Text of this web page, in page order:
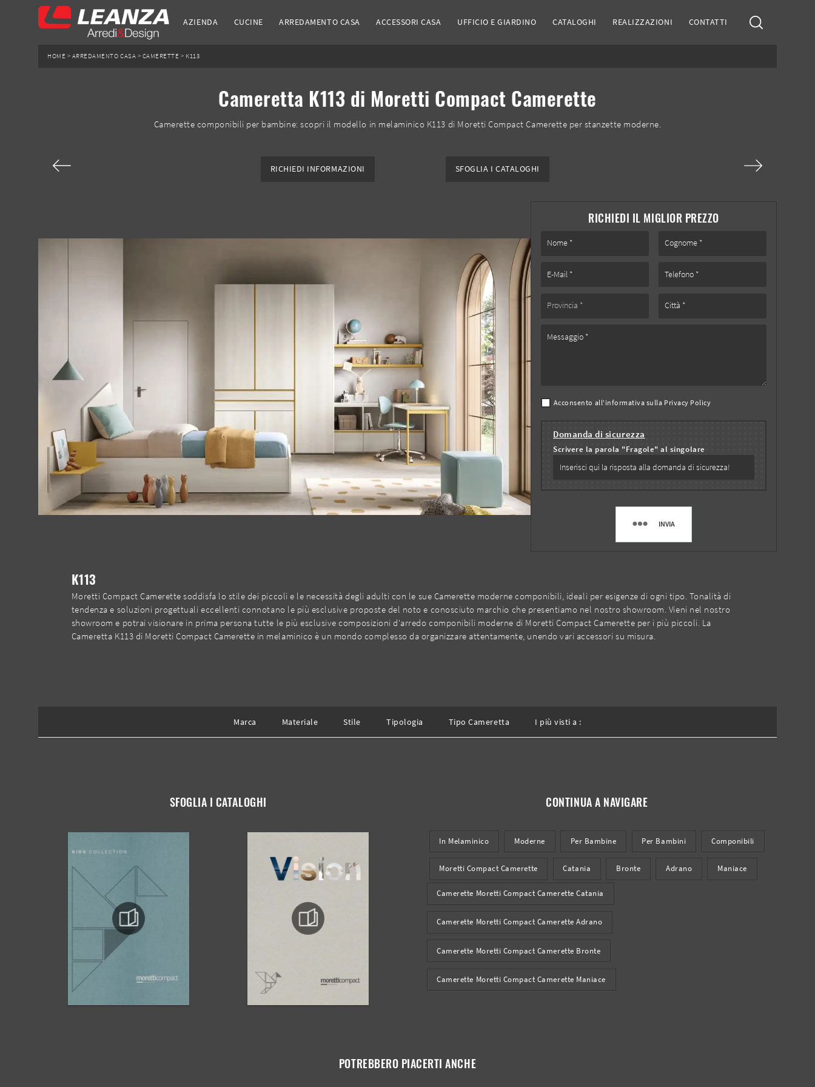
AZIENDA CUCINE ARREDAMENTO CASA ACCESSORI CASA UFFICIO E GIARDINO CATALOGHI REALIZZAZIONI CONTATTI
HOME > ARREDAMENTO CASA > CAMERETTE > K113
Cameretta K113 di Moretti Compact Camerette
Camerette componibili per bambine: scopri il modello in melaminico K113 di Moretti Compact Camerette per stanzette moderne.
RICHIEDI INFORMAZIONI SFOGLIA I CATALOGHI
RICHIEDI IL MIGLIOR PREZZO
Acconsento all'informativa sulla Privacy Policy
Domanda di sicurezza
Scrivere la parola "Fragole" al singolare
INVIA
K113
Moretti Compact Camerette soddisfa lo stile dei piccoli e le necessità degli adulti con le sue Camerette moderne componibili, ideali per esigenze di ogni tipo. Tonalità di
tendenza e soluzioni progettuali eccellenti connotano le più esclusive proposte del noto e conosciuto marchio che presentiamo nel nostro showroom. Vieni nel nostro
showroom e potrai visionare in prima persona tutte le più esclusive composizioni d'arredo componibili moderne di Moretti Compact Camerette per i più piccoli. La
Cameretta K113 di Moretti Compact Camerette in melaminico è un mondo complesso da organizzare attentamente, unendo vari accessori su misura.
Marca Materiale Stile Tipologia Tipo Cameretta I più visti a :
SFOGLIA I CATALOGHI CONTINUA A NAVIGARE
In Melaminico Moderne Per Bambine Per Bambini Componibili
Moretti Compact Camerette Catania Bronte Adrano Maniace
Camerette Moretti Compact Camerette Catania
Camerette Moretti Compact Camerette Adrano
Camerette Moretti Compact Camerette Bronte
Camerette Moretti Compact Camerette Maniace
POTREBBERO PIACERTI ANCHE